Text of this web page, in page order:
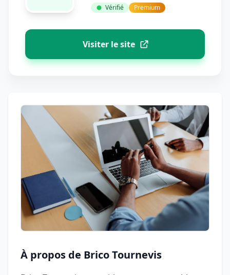
Vérifié Premium
Visiter le site
À propos de Brico Tournevis